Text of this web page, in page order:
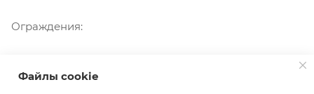
Ограждения:
частные дома и коттеджи (декоративные, глухие);
Файлы cookie